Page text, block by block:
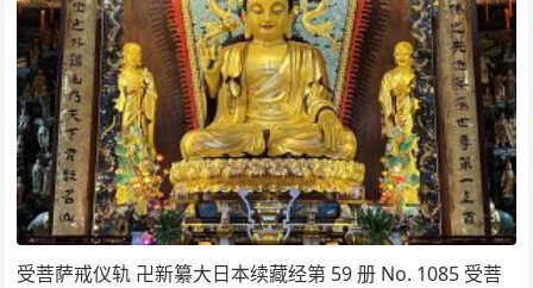
受菩萨戒仪轨 卍新纂大日本续藏经第 59 册 No. 1085 受菩